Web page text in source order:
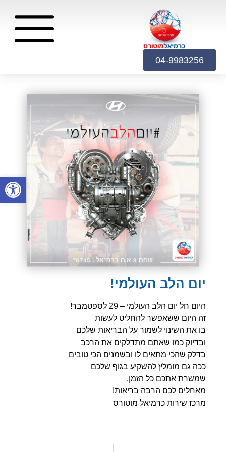
04-9983256
יום הלב העולמי!
היום חל יום הלב העולמי – 29 לספטמבר!
זה היום ששאפשר להחליט לעשות
בו את השינוי לשמור על הבריאות שלכם
ובדיוק כמו שאתם מתדלקים את הרכב
בדלק שהכי מתאים לו ובשמנים הכי טובים
ככה גם מומלץ להשקיע בגוף שלכם
שמשרת אתכם כל הזמן.
מאחלים לכם הרבה בריאות!
מרכז שירות כרמיאל מוטורס